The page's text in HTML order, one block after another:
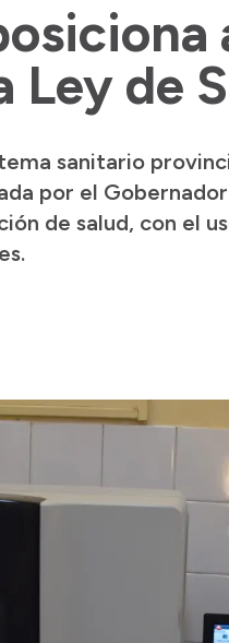
Ley de
sanitario
por el
de salud, con el